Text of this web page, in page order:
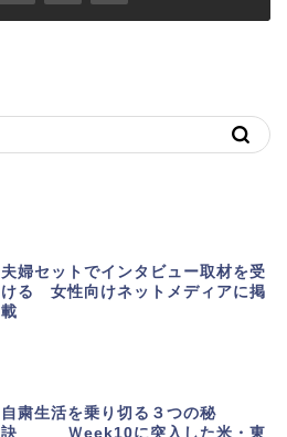
夫婦セットでインタビュー取材を受
ける 女性向けネットメディアに掲
載
自粛生活を乗り切る３つの秘
訣 Ｗeek10に突入した米・東